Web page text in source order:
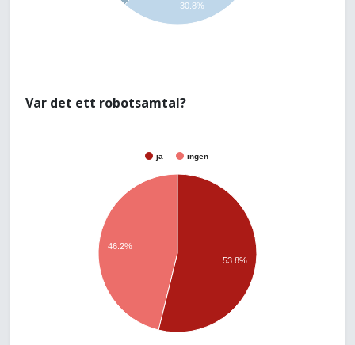
30.8%
Var det ett robotsamtal?
ja ingen
46.2%
53.8%